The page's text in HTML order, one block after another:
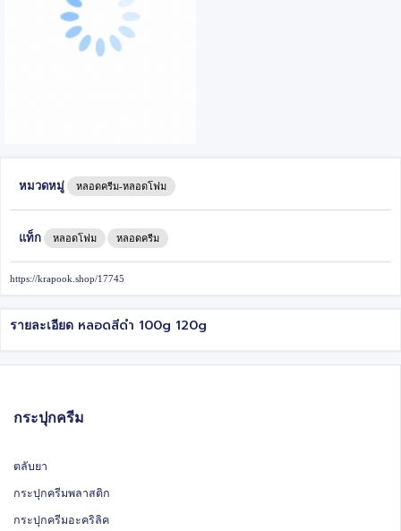
หมวดหมู่ หลอดครีม-หลอดโฟม
แท็ก หลอดโฟม หลอดครีม
https://krapook.shop/17745
รายละเอียด หลอดสีดำ 100g 120g
กระปุกครีม
ตลับยา
กระปุกครีมพลาสติก
กระปุกครีมอะคริลิค